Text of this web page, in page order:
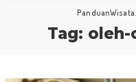
Tag: oleh-